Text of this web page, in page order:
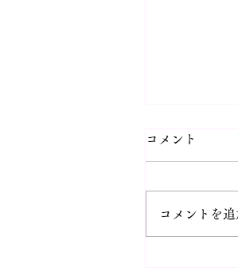
コメント
コメントを追